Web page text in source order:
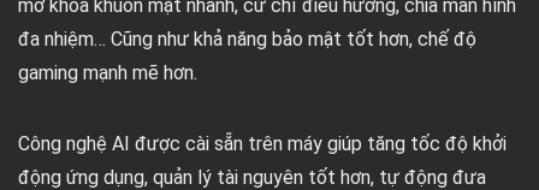
mở khóa khuôn mặt nhanh, cử chỉ điều hướng, chia màn hình
đa nhiệm… Cũng như khả năng bảo mật tốt hơn, chế độ
gaming mạnh mẽ hơn.
Công nghệ AI được cài sẵn trên máy giúp tăng tốc độ khởi
động ứng dụng, quản lý tài nguyên tốt hơn, tự động đưa